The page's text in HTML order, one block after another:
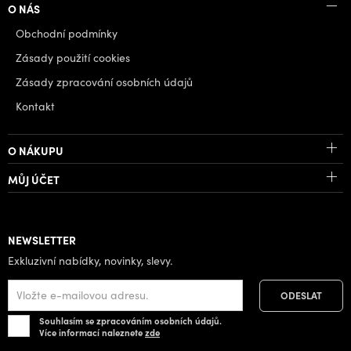
O NÁS
Obchodní podmínky
Zásady použití cookies
Zásady zpracování osobních údajů
Kontakt
O NÁKUPU
MŮJ ÚČET
NEWSLETTER
Exkluzivní nabídky, novinky, slevy.
Souhlasím se zpracováním osobních údajů.
Více informací naleznetezde